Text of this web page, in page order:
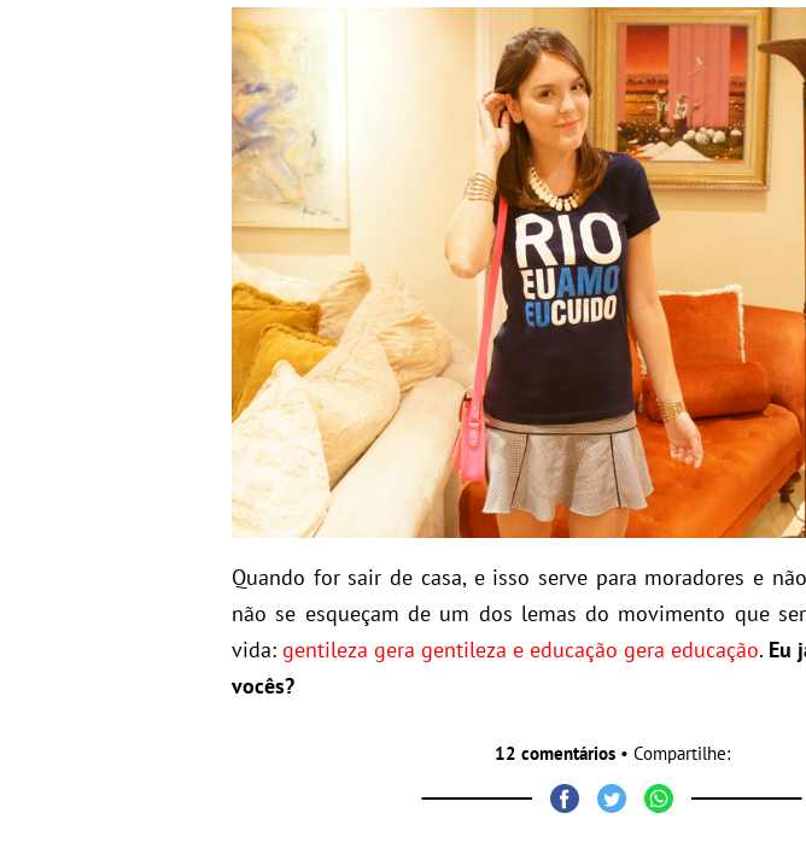
Quando for sair de casa, e isso serve para moradores e
não se esqueçam de um dos lemas do movimento que
vida: gentileza gera gentileza e educação gera educação. Eu
vocês?
12 comentários• Compartilhe: